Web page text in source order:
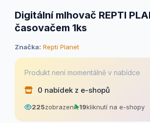
Digitální mlhovač REPTI
časovačem 1ks
Značka: Repti Planet
Produkt není momentálně v nabídce
0 nabídek z e-shopů
225zobrazení 19kliknutí na e-shopy